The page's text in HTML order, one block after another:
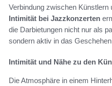
Verbindung zwischen
Intimität bei Jazzkonzerten
die Darbietungen nicht nur als
sondern aktiv in das
Intimität und Nähe zu den
Die Atmosphäre in einem